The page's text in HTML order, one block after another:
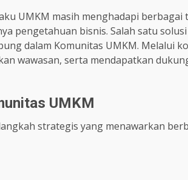
UMKM masih menghadapi
pengetahuan bisnis. Salah satu
dalam Komunitas UMKM. Melalui
wawasan, serta mendapatkan
UMKM
strategis yang menawarkan